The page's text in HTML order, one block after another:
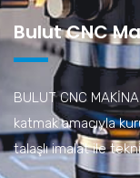
Bulut CNC
BULUT CNC
katmak amacıyla
talaşlı imalat ile